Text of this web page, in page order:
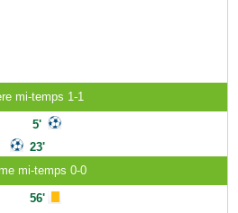
mi-temps 1-1
5'
23'
mi-temps 0-0
56'